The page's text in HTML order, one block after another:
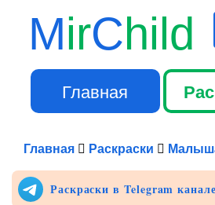
MirChild
Главное меню
Главная
Главная Раскраски
Раскраски в Telegram